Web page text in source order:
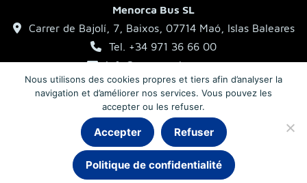
Menorca Bus SL
Carrer de Bajolí, 7, Baixos, 07714 Maó, Islas Baleares
Tel. +34 971 36 66 00
info@menorcabus.com
Mentions légales Politique de confidentialité Conditions générales
© 2026 MenorcaBus · Autocars à Minorque
Nous utilisons des cookies propres et tiers afin d’analyser la
navigation et d’améliorer nos services. Vous pouvez les
accepter ou les refuser.
Accepter Refuser
Politique de confidentialité